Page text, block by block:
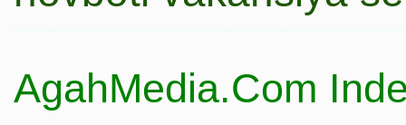
AgahMedia.Com